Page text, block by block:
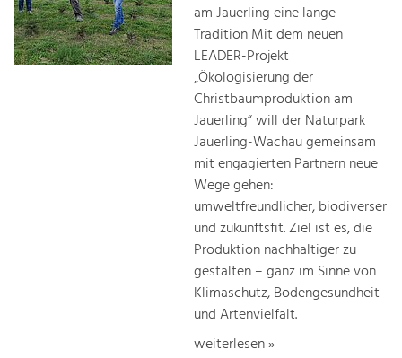
am Jauerling eine lange
Tradition Mit dem neuen
LEADER-Projekt
„Ökologisierung der
Christbaumproduktion am
Jauerling“ will der Naturpark
Jauerling-Wachau gemeinsam
mit engagierten Partnern neue
Wege gehen:
umweltfreundlicher, biodiverser
und zukunftsfit. Ziel ist es, die
Produktion nachhaltiger zu
gestalten – ganz im Sinne von
Klimaschutz, Bodengesundheit
und Artenvielfalt.
weiterlesen »